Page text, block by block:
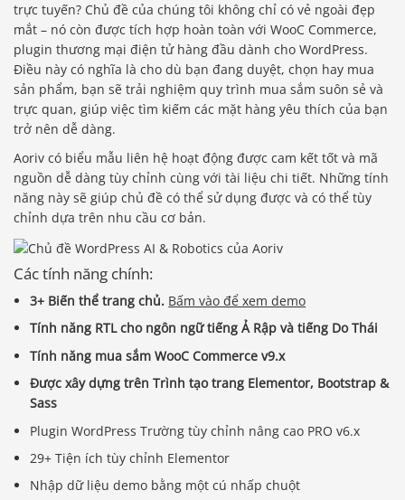
trực tuyến? Chủ đề của chúng tôi không chỉ có vẻ ngoài đẹp
mắt – nó còn được tích hợp hoàn toàn với WooC Commerce,
plugin thương mại điện tử hàng đầu dành cho WordPress.
Điều này có nghĩa là cho dù bạn đang duyệt, chọn hay mua
sản phẩm, bạn sẽ trải nghiệm quy trình mua sắm suôn sẻ và
trực quan, giúp việc tìm kiếm các mặt hàng yêu thích của bạn
trở nên dễ dàng.
Aoriv có biểu mẫu liên hệ hoạt động được cam kết tốt và mã
nguồn dễ dàng tùy chỉnh cùng với tài liệu chi tiết. Những tính
năng này sẽ giúp chủ đề có thể sử dụng được và có thể tùy
chỉnh dựa trên nhu cầu cơ bản.
Các tính năng chính:
3+ Biến thể trang chủ. Bấm vào để xem demo
Tính năng RTL cho ngôn ngữ tiếng Ả Rập và tiếng Do Thái
Tính năng mua sắm WooC Commerce v9.x
Được xây dựng trên Trình tạo trang Elementor, Bootstrap &
Sass
Plugin WordPress Trường tùy chỉnh nâng cao PRO v6.x
29+ Tiện ích tùy chỉnh Elementor
Nhập dữ liệu demo bằng một cú nhấp chuột